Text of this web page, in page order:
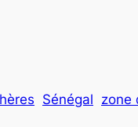
Sénégal zone